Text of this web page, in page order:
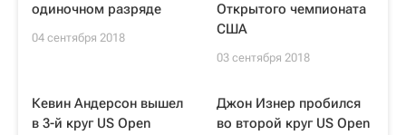
одиночном разряде
04 сентября 2018
Открытого чемпионата
США
03 сентября 2018
Кевин Андерсон вышел
в 3-й круг US Open
Джон Изнер пробился
во второй круг US Open